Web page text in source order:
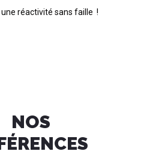
réactivité sans faille !
NOS